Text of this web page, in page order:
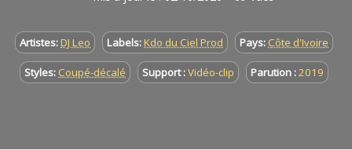
Artistes: DJ Leo Labels: Kdo du Ciel Prod Pays: Côte d'Ivoire
Styles: Coupé-décalé Support :Vidéo-clip Parution :2019